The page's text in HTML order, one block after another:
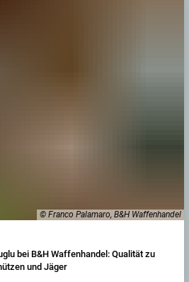
© Franco Palamaro, B&H Waffenhandel
bei B&H Waffenhandel: Qualität zu
und Jäger